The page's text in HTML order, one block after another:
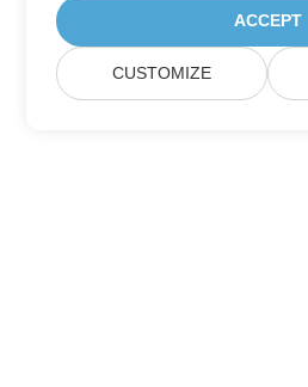
ACCEPT
CUSTOMIZE